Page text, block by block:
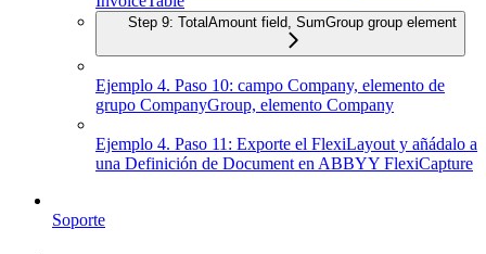
Step 9: TotalAmount field, SumGroup group element
Ejemplo 4. Paso 10: campo Company, elemento de
grupo CompanyGroup, elemento Company
Ejemplo 4. Paso 11: Exporte el FlexiLayout y añádalo a
una Definición de Document en ABBYY FlexiCapture
Soporte